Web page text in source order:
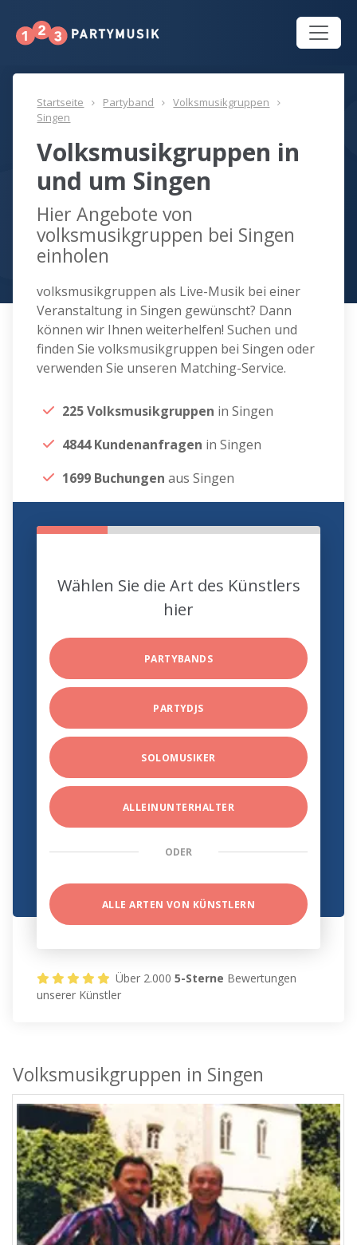
Startseite Partyband
Volksmusikgruppen
Singen
Volksmusikgruppen in
und um Singen
Hier Angebote von
volksmusikgruppen bei Singen
einholen
volksmusikgruppen als Live-Musik bei einer
Veranstaltung in Singen gewünscht? Dann
können wir Ihnen weiterhelfen! Suchen und
finden Sie volksmusikgruppen bei Singen oder
verwenden Sie unseren Matching-Service.
225 Volksmusikgruppen in Singen
4844 Kundenanfragen in Singen
1699 Buchungen aus Singen
Wählen Sie die Art des Künstlers
hier
PARTYBANDS
PARTYDJS
SOLOMUSIKER
ALLEINUNTERHALTER
ODER
ALLE ARTEN VON KÜNSTLERN
Über 2.0005-Sterne Bewertungen
unserer Künstler
Volksmusikgruppen in Singen